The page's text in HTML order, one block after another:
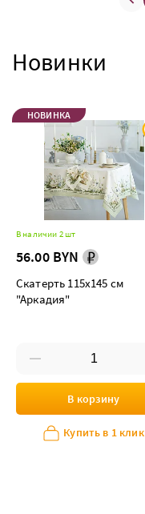
Новинки
НОВИНКА
В наличии 2 шт
56.00 BYN
Скатерть 115х145 см
"Аркадия"
В корзину
Купить в 1 клик